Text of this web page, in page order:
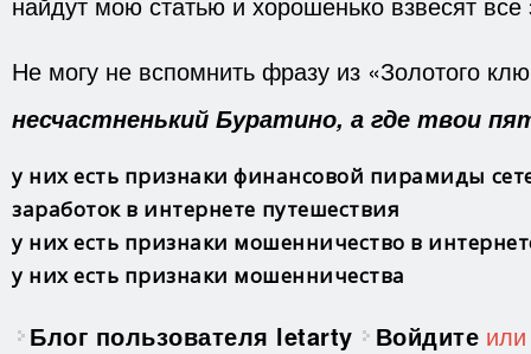
Не могу не вспомнить фразу из «Золотого
несчастненький Буратино, а где твои
у них есть признаки финансовой пирамиды
заработок в интернете путешествия
у них есть признаки мошенничество в
у них есть признаки мошенничества
Блог пользователя letarty Войдите